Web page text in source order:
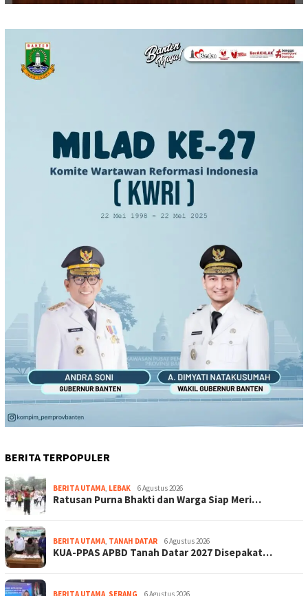
BERITA TERPOPULER
BERITA UTAMA LEBAK 6 Agustus 2026
Ratusan Purna Bhakti dan Warga Siap Meri…
BERITA UTAMA TANAH DATAR 6 Agustus 2026
KUA-PPAS APBD Tanah Datar 2027 Disepakat…
BERITA UTAMA SERANG 6 Agustus 2026